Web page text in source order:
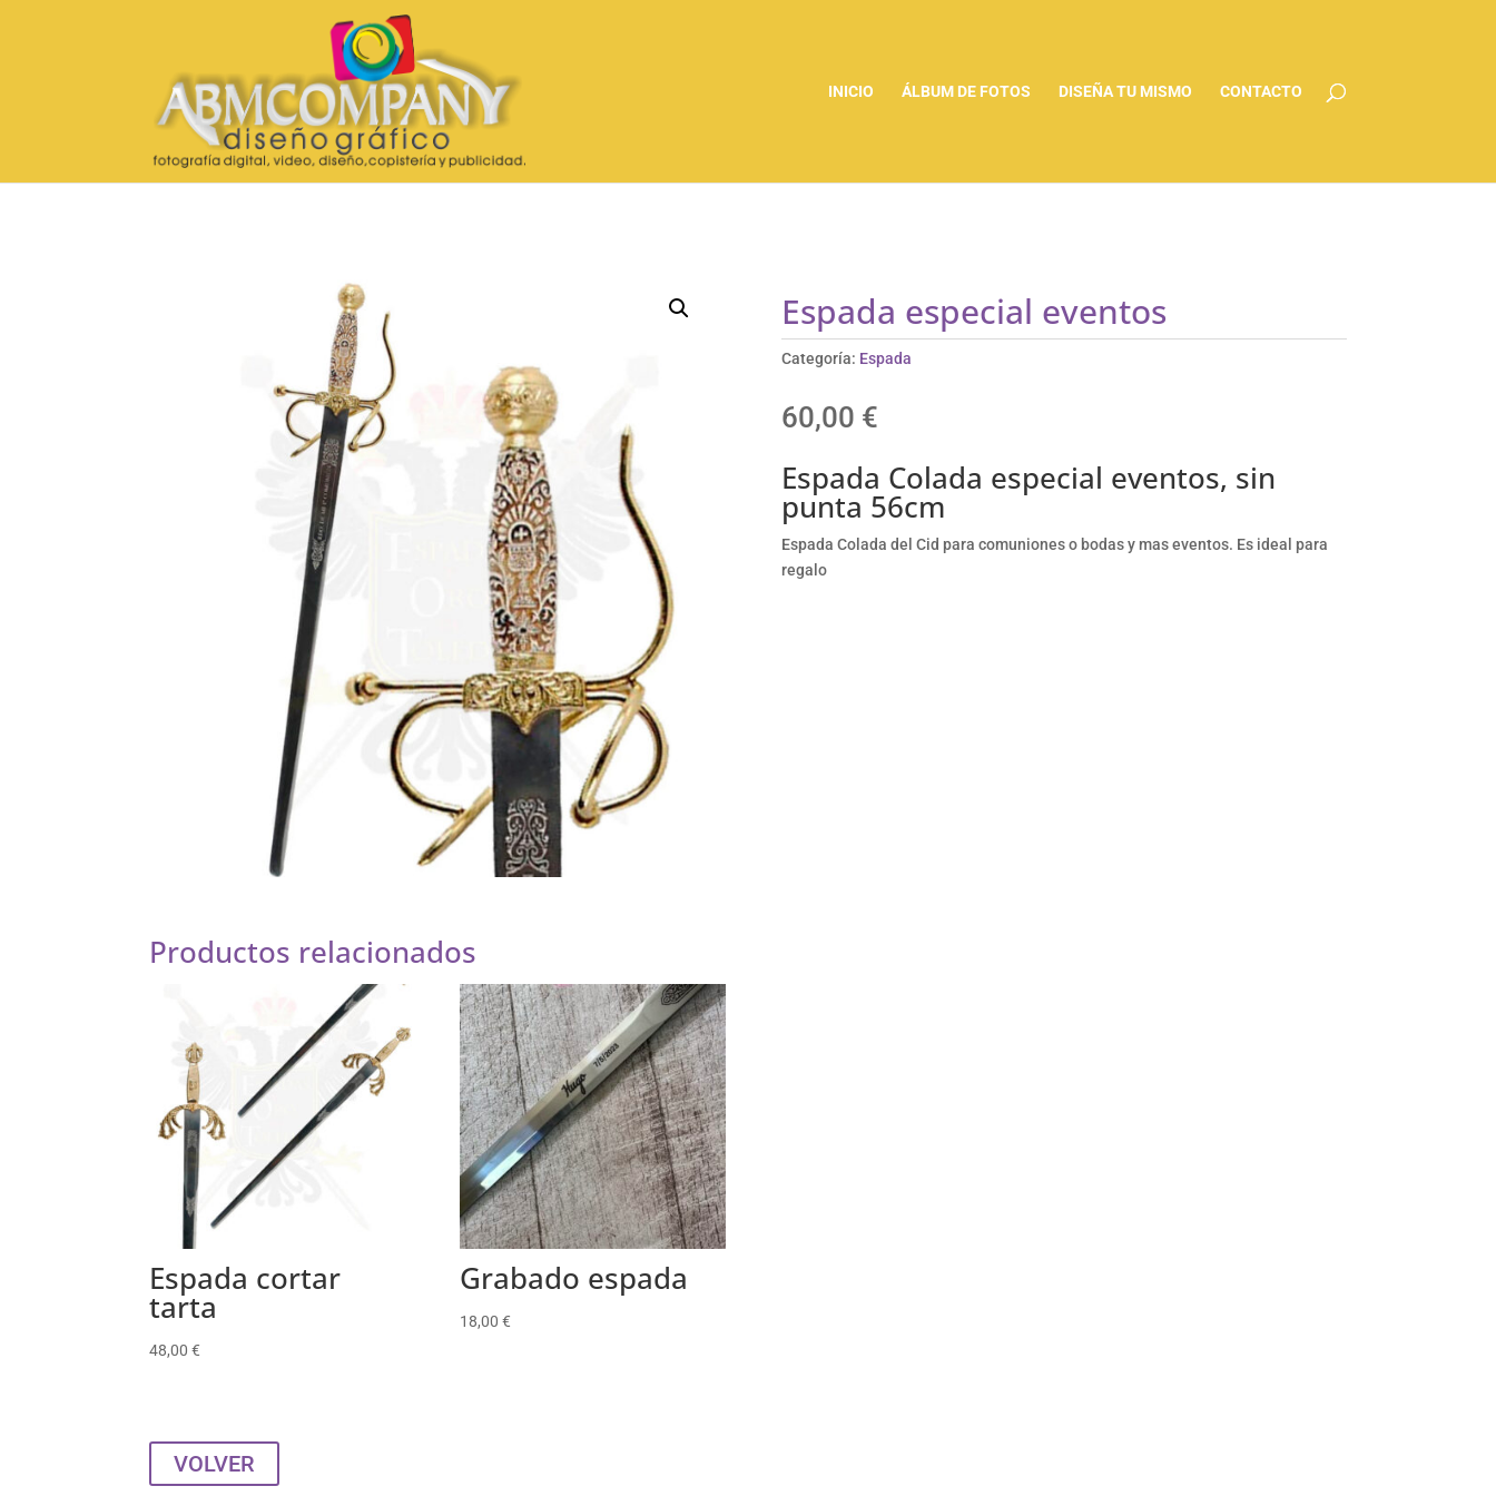
INICIO ÁLBUM DE FOTOS DISEÑA TU MISMO CONTACTO
Espada especial eventos
Categoría: Espada
60,00 €
Espada Colada especial eventos, sin
punta 56cm
Espada Colada del Cid para comuniones o bodas y mas eventos. Es ideal para
regalo
Productos relacionados
Espada cortar
tarta
48,00€
Grabado espada
18,00€
VOLVER